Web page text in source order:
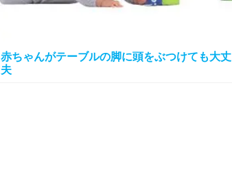
赤ちゃんがテーブルの脚に頭をぶつけても大丈
夫